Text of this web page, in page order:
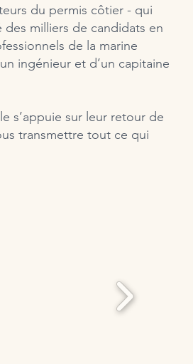
du permis côtier - qui
milliers de candidats en
de la marine
ingénieur et d’un capitaine
s’appuie sur leur retour de
transmettre tout ce qui